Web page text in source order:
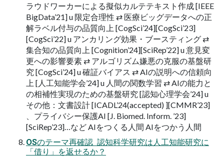
ラウドワーカーによる擬似カルテテキスト作成 [IEEE
BigData’21] u 限定合理性 ⇄ 医療ビッグデータへの正
解ラベル付与の品質向上 [CogSci’24][CogSci’23]
[CogSci’22] u アンカリング効果・ブースティング ⇄
集合知の品質向上 [Cognition’24][SciRep’22] u 意見変
更への影響要素 ⇄ アルゴリズム嫌悪の克服の基盤研
究 [CogSci’24] u 確証バイアス ⇄ AIの説明への信頼向
上 [人工知能学会’24] u 人間の関数学習 ⇄ AIの能力と
の相補性実現のための基盤研究 [認知心理学会’24] u
その他：文書設計 [ICADL’24(accepted) ][CMMR’23]
、プライバシー保護AI [J. Biomed. Inform. ’23]
[SciRep’23]…など AIをつくる人間 AIをつかう人間
OSのテーマ再確認  認知科学研究は人工知能研究に
「借り」を返せるか？